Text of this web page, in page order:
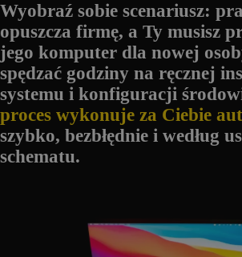
Wyobraź sobie scenariusz:
opuszcza firmę, a Ty musisz
jego komputer dla nowej
spędzać godziny na ręcznej
systemu i konfiguracji
proces wykonuje za Ciebie
szybko, bezbłędnie i według
schematu.​